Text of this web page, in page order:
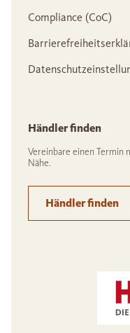
Compliance (CoC)
Händler finden
Vereinbare einen Termin
Nähe.
Händler finden